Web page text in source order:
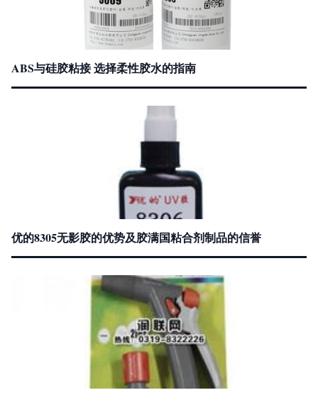
ABS与硅胶粘接 选择柔性胶水的指南
优的8305无影胶的优势及胶满国粘合剂制品的信誉